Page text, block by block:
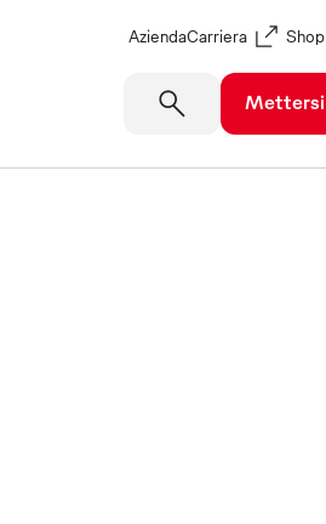
AziendaCarriera